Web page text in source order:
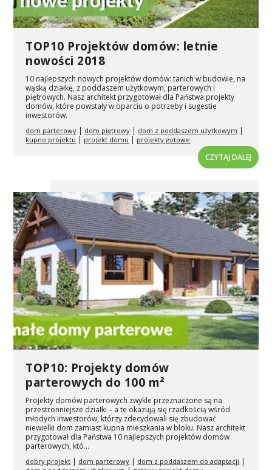
TOP10 Projektów domów: letnie
nowości 2018
10 najlepszych nowych projektów domów: tanich w budowie, na
wąską działkę, z poddaszem użytkowym, parterowych i
piętrowych. Nasz architekt przygotował dla Państwa projekty
domów, które powstały w oparciu o potrzeby i sugestie
inwestorów.
dom parterowy | dom piętrowy | dom z poddaszem użytkowym |
kupno projektu | projekt domu | projekty gotowe
CZYTAJ DALEJ
TOP10: Projekty domów
parterowych do 100 m²
Projekty domów parterowych zwykle przeznaczone są na
przestronniejsze działki – a te okazują się rzadkością wśród
młodych inwestorów, którzy zdecydowali się zbudować
niewielki dom zamiast kupna mieszkania w bloku. Nasz architekt
przygotował dla Państwa 10 najlepszych projektów domów
parterowych, któ...
dobry projekt | dom parterowy | dom z poddaszem do adaptacji |